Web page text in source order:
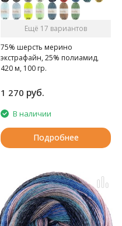
Ещё 17 вариантов
75% шерсть мерино
экстрафайн, 25% полиамид,
420 м, 100 гр.
носков из мериносовой
шерсти.
1 270 руб.
В наличии
Подробнее